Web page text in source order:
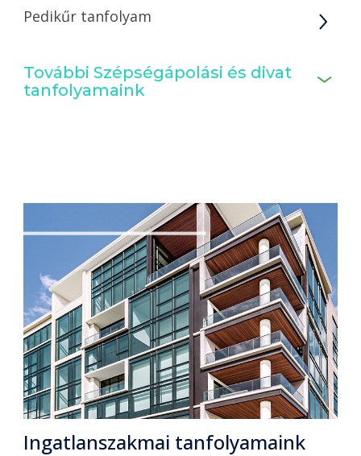
Pedikűr tanfolyam
További Szépségápolási és divat
tanfolyamaink
Ingatlanszakmai tanfolyamaink